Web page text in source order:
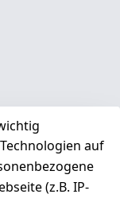
auf
(z.B. IP-